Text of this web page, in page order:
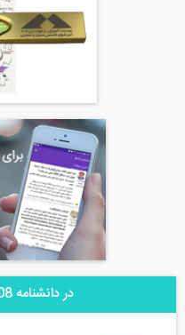
در دانشنامه 808 بیشتر بخوانید ...